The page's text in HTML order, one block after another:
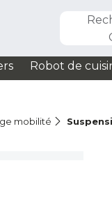
Robot de
mobilité